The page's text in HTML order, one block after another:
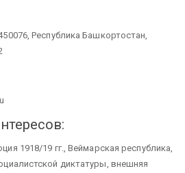
Республика Башкортостан,
1918/19 гг., Веймарская республика,
диктатуры, внешняя